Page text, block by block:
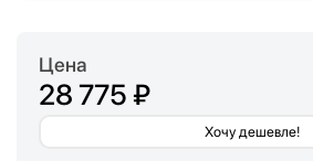
Цена
28 775 ₽
Хочу дешевле!